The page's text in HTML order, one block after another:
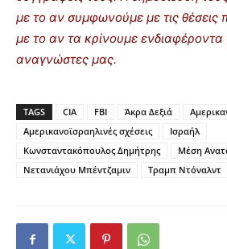
με το αν συμφωνούμε με τις θέσεις
με το αν τα κρίνουμε ενδιαφέροντα
αναγνώστες μας.
TAGS CIA FBI Άκρα Δεξιά
Αμερικανοϊσραηλινές σχέσεις
Ισραήλ
Κωνσταντακόπουλος Δημήτρης
Μέση
Νετανιάχου Μπέντζαμιν
Τραμπ Ντόναλντ